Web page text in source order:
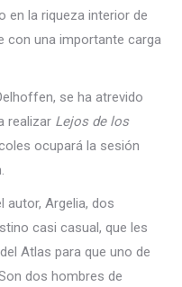
en la riqueza interior de
con una importante carga
se ha atrevido
realizar Lejos de los
ocupará la sesión
autor, Argelia, dos
casi casual, que les
Atlas para que uno de
dos hombres de